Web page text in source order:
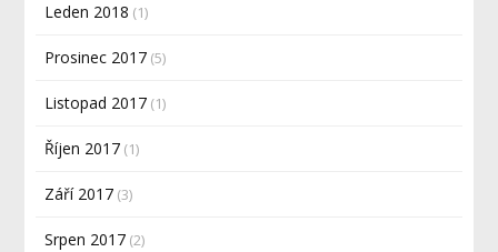
Leden 2018 (1)
Prosinec 2017 (5)
Listopad 2017 (1)
Říjen 2017 (1)
Září 2017 (3)
Srpen 2017 (2)